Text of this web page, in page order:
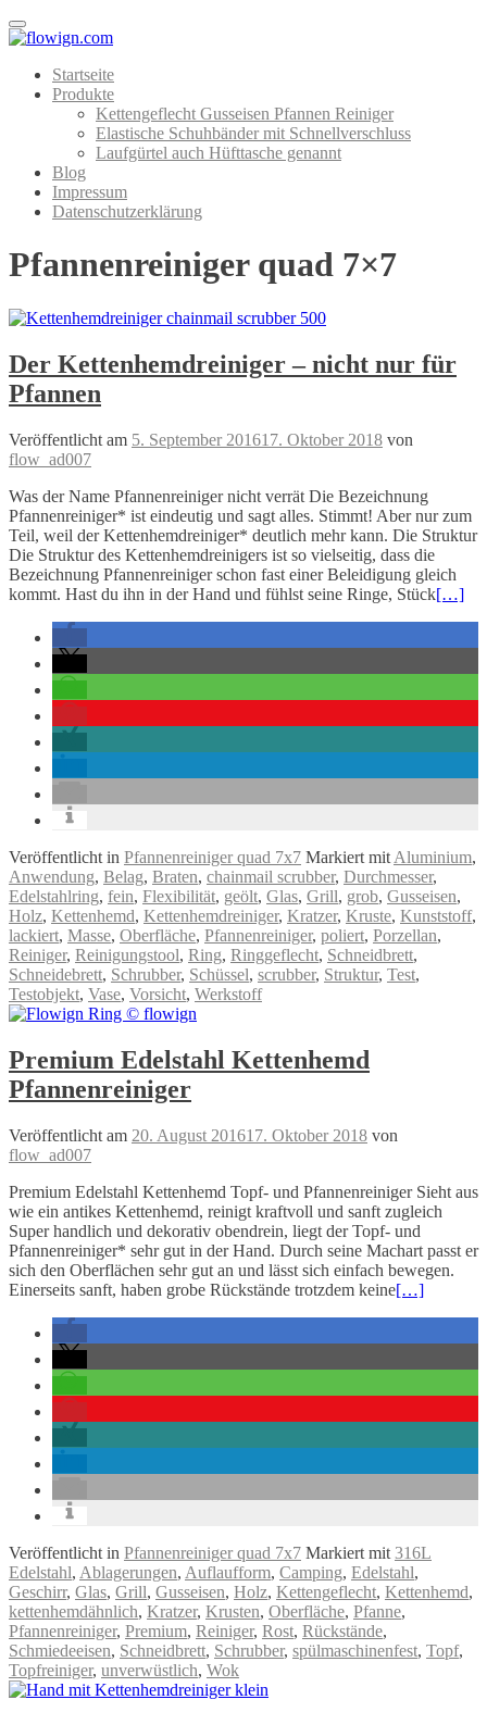
Menu
Startseite
Produkte
Kettengeflecht Gusseisen Pfannen Reiniger
Elastische Schuhbänder mit Schnellverschluss
Laufgürtel auch Hüfttasche genannt
Blog
Impressum
Datenschutzerklärung
Pfannenreiniger quad 7×7
Der Kettenhemdreiniger – nicht nur für
Pfannen
Veröffentlicht am 5. September 201617. Oktober 2018 von
flow_ad007
Was der Name Pfannenreiniger nicht verrät Die Bezeichnung
Pfannenreiniger* ist eindeutig und sagt alles. Stimmt! Aber nur zum
Teil, weil der Kettenhemdreiniger* deutlich mehr kann. Die Struktur
Die Struktur des Kettenhemdreinigers ist so vielseitig, dass die
Bezeichnung Pfannenreiniger schon fast einer Beleidigung gleich
kommt. Hast du ihn in der Hand und fühlst seine Ringe, Stück[…]
Veröffentlicht in Pfannenreiniger quad 7x7 Markiert mit Aluminium,
Anwendung, Belag, Braten, chainmail scrubber, Durchmesser,
Edelstahlring, fein, Flexibilität, geölt, Glas, Grill, grob, Gusseisen,
Holz, Kettenhemd, Kettenhemdreiniger, Kratzer, Kruste, Kunststoff,
lackiert, Masse, Oberfläche, Pfannenreiniger, poliert, Porzellan,
Reiniger, Reinigungstool, Ring, Ringgeflecht, Schneidbrett,
Schneidebrett, Schrubber, Schüssel, scrubber, Struktur, Test,
Testobjekt, Vase, Vorsicht, Werkstoff
Premium Edelstahl Kettenhemd
Pfannenreiniger
Veröffentlicht am 20. August 201617. Oktober 2018 von
flow_ad007
Premium Edelstahl Kettenhemd Topf- und Pfannenreiniger Sieht aus
wie ein antikes Kettenhemd, reinigt kraftvoll und sanft zugleich
Super handlich und dekorativ obendrein, liegt der Topf- und
Pfannenreiniger* sehr gut in der Hand. Durch seine Machart passt er
sich den Oberflächen sehr gut an und lässt sich einfach bewegen.
Einerseits sanft, haben grobe Rückstände trotzdem keine[…]
Veröffentlicht in Pfannenreiniger quad 7x7 Markiert mit 316L
Edelstahl, Ablagerungen, Auflaufform, Camping, Edelstahl,
Geschirr, Glas, Grill, Gusseisen, Holz, Kettengeflecht, Kettenhemd,
kettenhemdähnlich, Kratzer, Krusten, Oberfläche, Pfanne,
Pfannenreiniger, Premium, Reiniger, Rost, Rückstände,
Schmiedeeisen, Schneidbrett, Schrubber, spülmaschinenfest, Topf,
Topfreiniger, unverwüstlich, Wok